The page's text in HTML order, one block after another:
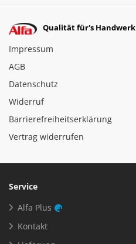
Um selbst Fragen zu stellen,
Fragen/Antworten zu bewerten,
Ihrem Kundenkonto an.
Frage stellen
andere Handwerker
Alfa-Newsletter abonnieren